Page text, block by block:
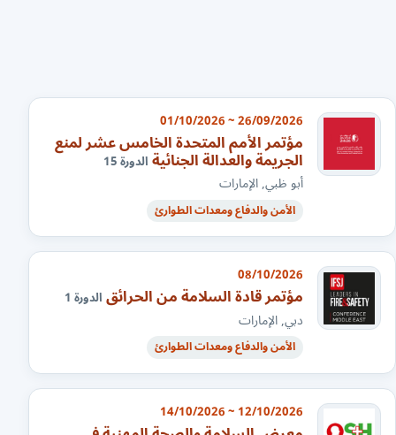
26/09/2026 ~ 01/10/2026
مؤتمر الأمم المتحدة الخامس عشر لمنع
الجريمة والعدالة الجنائيةالدورة 15
أبو ظبي, الإمارات
الأمن والدفاع ومعدات الطوارئ
08/10/2026
مؤتمر قادة السلامة من الحرائقالدورة 1
دبي, الإمارات
الأمن والدفاع ومعدات الطوارئ
12/10/2026 ~ 14/10/2026